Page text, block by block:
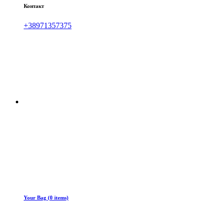
Контакт
+38971357375
Your Bag (0 items)